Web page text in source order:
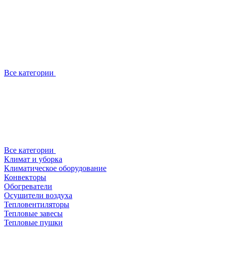
Все категории
Все категории
Климат и уборка
Климатическое оборудование
Конвекторы
Обогреватели
Осушители воздуха
Тепловентиляторы
Тепловые завесы
Тепловые пушки